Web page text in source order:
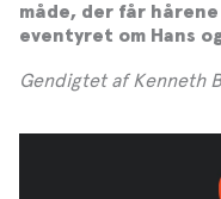
måde, der får
eventyret om Hans
Gendigtet af Kenneth